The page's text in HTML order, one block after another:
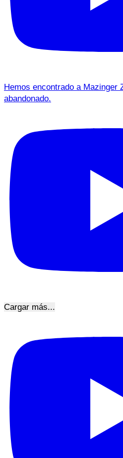
Hemos encontrado a Mazinger
abandonado.
Cargar más...